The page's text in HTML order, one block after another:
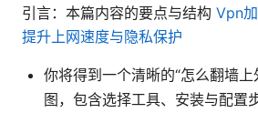
引言：本篇内容的要点与结构 Vpn
提升上网速度与隐私保护
你将得到一个清晰的“怎么翻墙上
图，包含选择工具、安装与配置